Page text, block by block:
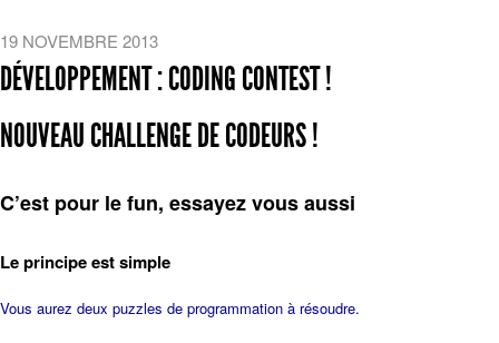
19 NOVEMBRE 2013
DÉVELOPPEMENT :CODING CONTEST !
NOUVEAU CHALLENGE DE CODEURS !
C’est pour le fun, essayez vous aussi
Le principe est simple
Vous aurez deux puzzles de programmation à résoudre.